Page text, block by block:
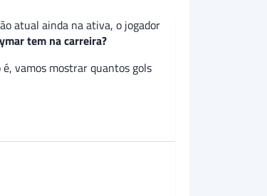
atual ainda na ativa, o jogador
tem na carreira?
vamos mostrar quantos gols